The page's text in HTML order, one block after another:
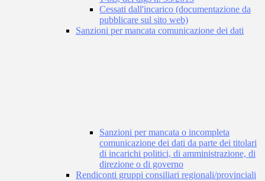
Cessati dall'incarico (documentazione da
pubblicare sul sito web)
Sanzioni per mancata comunicazione dei dati
Sanzioni per mancata o incompleta
comunicazione dei dati da parte dei titolari
di incarichi politici, di amministrazione, di
direzione o di governo
Rendiconti gruppi consiliari regionali/provinciali